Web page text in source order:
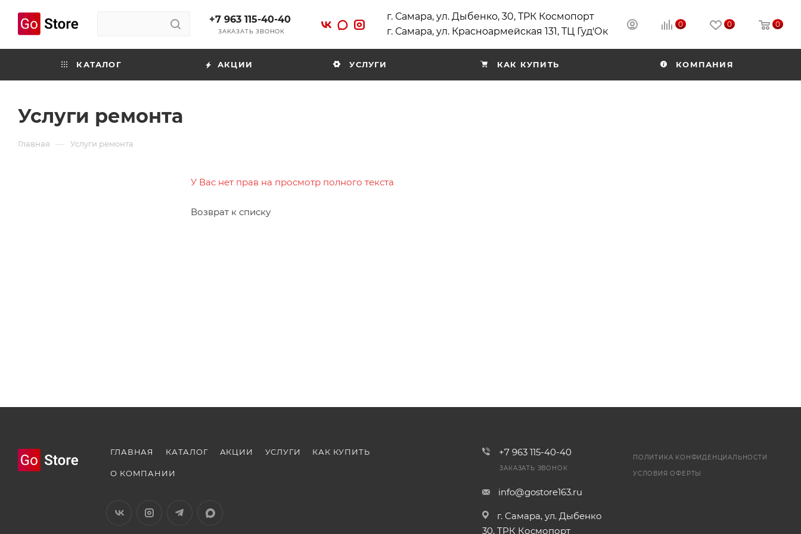
+7 963 115-40-40
ЗАКАЗАТЬ ЗВОНОК
г. Самара, ул. Дыбенко, 30, ТРК Космопорт
г. Самара, ул. Красноармейская 131, ТЦ Гуд'Ок
0 0 0
КАТАЛОГ АКЦИИ УСЛУГИ КАК КУПИТЬ КОМПАНИЯ
Услуги ремонта
Главная — Услуги ремонта
У Вас нет прав на просмотр полного текста
Возврат к списку
ГЛАВНАЯ КАТАЛОГ АКЦИИ УСЛУГИ КАК КУПИТЬ
О КОМПАНИИ
+7 963 115-40-40
ЗАКАЗАТЬ ЗВОНОК
info@gostore163.ru
г. Самара, ул. Дыбенко
30, ТРК Космопорт
ПОЛИТИКА КОНФИДЕНЦИАЛЬНОСТИ
УСЛОВИЯ ОФЕРТЫ